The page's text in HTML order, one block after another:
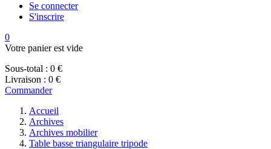
Se connecter
S'inscrire
0
Votre panier est vide
Sous-total : 0 €
Livraison : 0 €
Commander
Accueil
Archives
Archives mobilier
Table basse triangulaire tripode